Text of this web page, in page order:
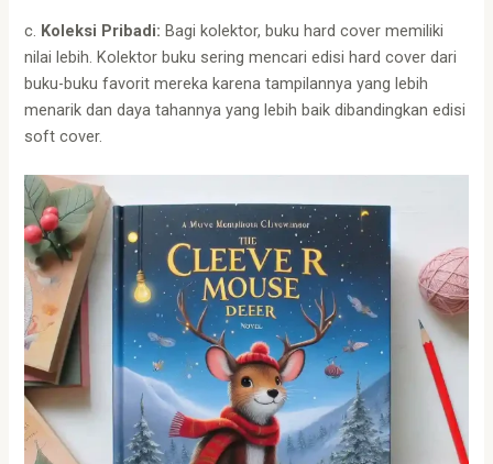
c. Koleksi Pribadi: Bagi kolektor, buku hard cover memiliki
nilai lebih. Kolektor buku sering mencari edisi hard cover dari
buku-buku favorit mereka karena tampilannya yang lebih
menarik dan daya tahannya yang lebih baik dibandingkan edisi
soft cover.